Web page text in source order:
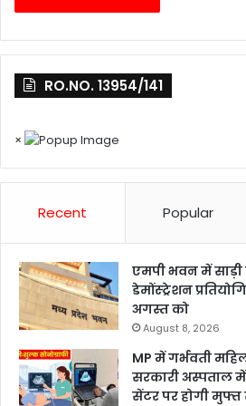
RO.NO. 13954/141
×
Recent Popular
एमपी भवन में साड़ी
डेमोंस्ट्रेशन
अगस्त को
August 8, 2026
MP में गर्भवती
सरकारी अस्पताल में
सेंटर पर होगी मुफ्त